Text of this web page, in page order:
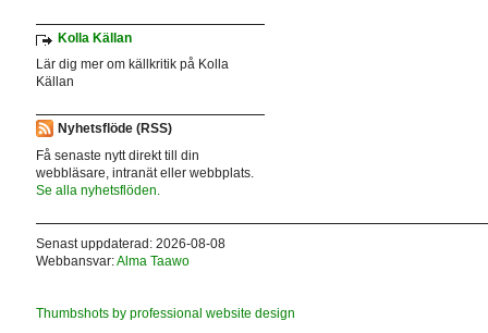
Kolla Källan
Lär dig mer om källkritik på Kolla
Källan
Nyhetsflöde (RSS)
Få senaste nytt direkt till din
webbläsare, intranät eller webbplats.
Se alla nyhetsflöden.
Senast uppdaterad: 2026-08-08
Webbansvar:Alma Taawo
Thumbshots by professional website design